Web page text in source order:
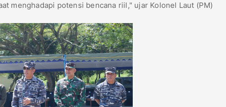
menghadapi potensi bencana riil," ujar Kolonel Laut (PM)